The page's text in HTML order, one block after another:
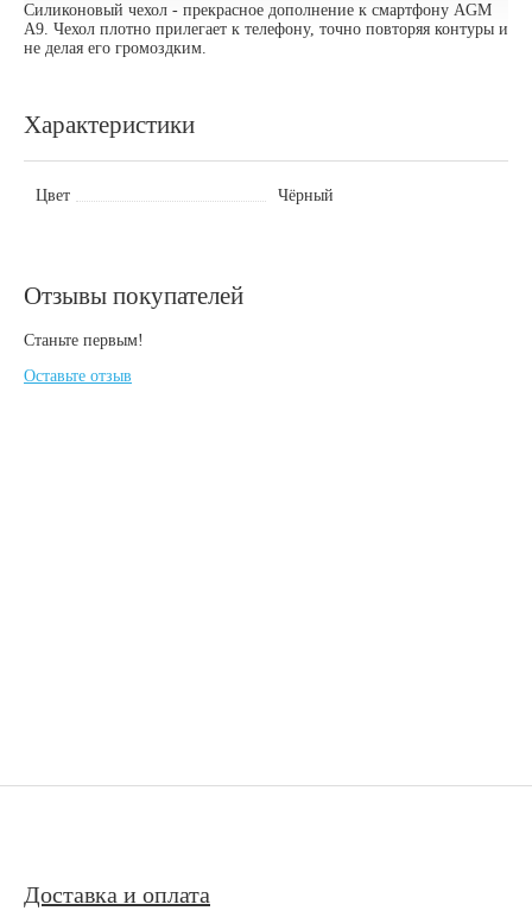
Силиконовый чехол - прекрасное дополнение к смартфону AGM
A9. Чехол плотно прилегает к телефону, точно повторяя контуры и
не делая его громоздким.
Характеристики
Цвет Чёрный
Отзывы покупателей
Станьте первым!
Оставьте отзыв
Доставка и оплата